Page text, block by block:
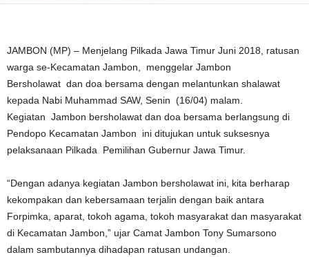
JAMBON (MP) – Menjelang Pilkada Jawa Timur Juni 2018, ratusan
warga se-Kecamatan Jambon, menggelar Jambon
Bersholawat dan doa bersama dengan melantunkan shalawat
kepada Nabi Muhammad SAW, Senin (16/04) malam.
Kegiatan Jambon bersholawat dan doa bersama berlangsung di
Pendopo Kecamatan Jambon ini ditujukan untuk suksesnya
pelaksanaan Pilkada Pemilihan Gubernur Jawa Timur.
“Dengan adanya kegiatan Jambon bersholawat ini, kita berharap
kekompakan dan kebersamaan terjalin dengan baik antara
Forpimka, aparat, tokoh agama, tokoh masyarakat dan masyarakat
di Kecamatan Jambon,” ujar Camat Jambon Tony Sumarsono
dalam sambutannya dihadapan ratusan undangan.